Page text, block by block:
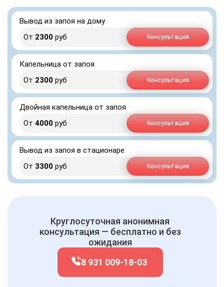
Вывод из запоя на дому
От 2300 руб Консультация
Капельница от запоя
От 2300 руб Консультация
Двойная капельница от запоя
От 4000 руб Консультация
Вывод из запоя в стационаре
От 3300 руб Консультация
Круглосуточная анонимная
консультация — бесплатно и без
ожидания
8 931 009-18-03